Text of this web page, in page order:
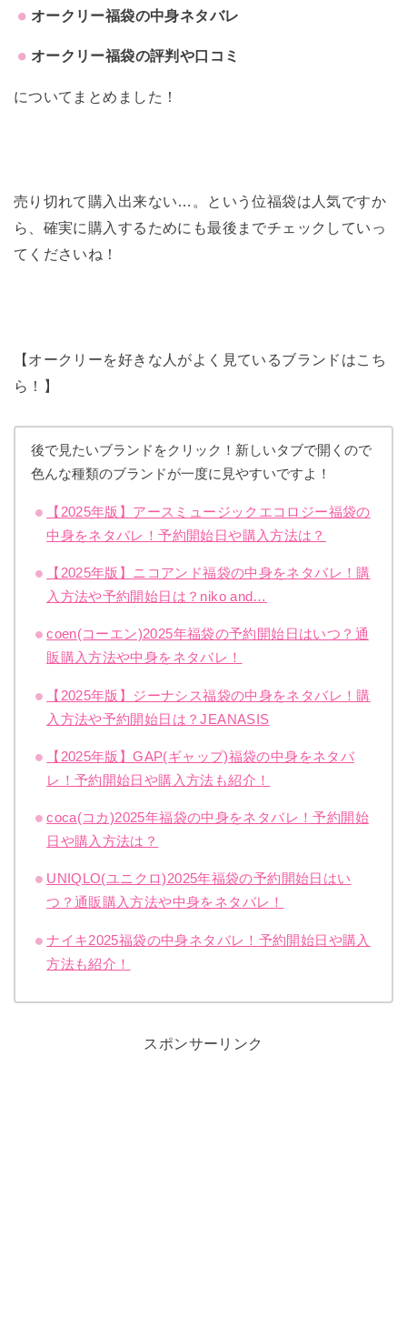
オークリー福袋の中身ネタバレ
オークリー福袋の評判や口コミ
についてまとめました！
売り切れて購入出来ない…。という位福袋は人気ですか
ら、確実に購入するためにも最後までチェックしていっ
てくださいね！
【オークリーを好きな人がよく見ているブランドはこち
ら！】
後で見たいブランドをクリック！新しいタブで開くので
色んな種類のブランドが一度に見やすいですよ！
【2025年版】アースミュージックエコロジー福袋の
中身をネタバレ！予約開始日や購入方法は？
【2025年版】ニコアンド福袋の中身をネタバレ！購
入方法や予約開始日は？niko and…
coen(コーエン)2025年福袋の予約開始日はいつ？通
販購入方法や中身をネタバレ！
【2025年版】ジーナシス福袋の中身をネタバレ！購
入方法や予約開始日は？JEANASIS
【2025年版】GAP(ギャップ)福袋の中身をネタバ
レ！予約開始日や購入方法も紹介！
coca(コカ)2025年福袋の中身をネタバレ！予約開始
日や購入方法は？
UNIQLO(ユニクロ)2025年福袋の予約開始日はい
つ？通販購入方法や中身をネタバレ！
ナイキ2025福袋の中身ネタバレ！予約開始日や購入
方法も紹介！
スポンサーリンク